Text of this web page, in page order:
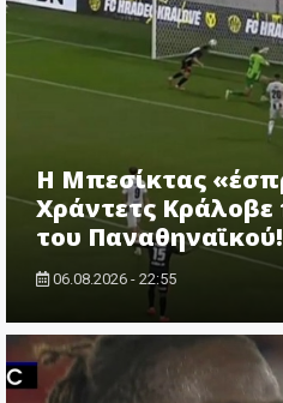
Η Μπεσίκτας
Χράντετς Κράλοβε
του Παναθηναϊκού!
06.08.2026 - 22:55